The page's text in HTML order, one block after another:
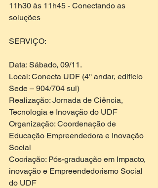
11h30 às 11h45 - Conectando as
soluções
SERVIÇO:
Data: Sábado, 09/11.
Local: Conecta UDF (4º andar, edifício
Sede – 904/704 sul)
Realização: Jornada de Ciência,
Tecnologia e Inovação do UDF
Organização: Coordenação de
Educação Empreendedora e Inovação
Social
Cocriação: Pós-graduação em Impacto,
inovação e Empreendedorismo Social
do UDF